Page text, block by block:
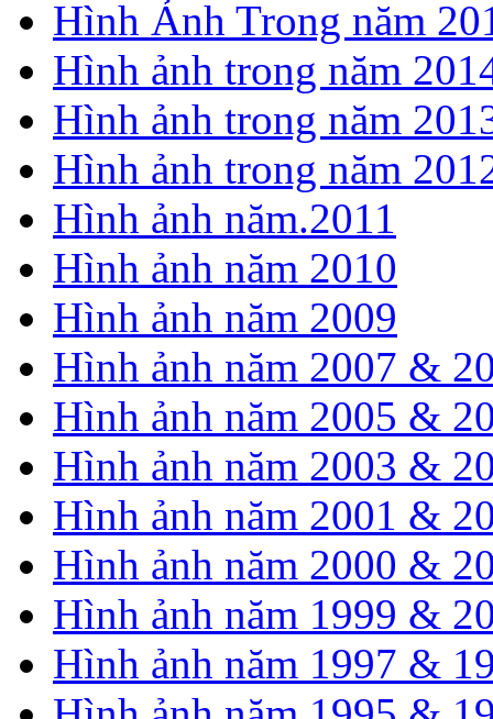
Hình Ảnh Trong năm
Hình ảnh trong năm
Hình ảnh trong năm
Hình ảnh trong năm
Hình ảnh năm.2011
Hình ảnh năm 2010
Hình ảnh năm 2009
Hình ảnh năm 2007 &
Hình ảnh năm 2005 &
Hình ảnh năm 2003 &
Hình ảnh năm 2001 &
Hình ảnh năm 2000 &
Hình ảnh năm 1999 &
Hình ảnh năm 1997 &